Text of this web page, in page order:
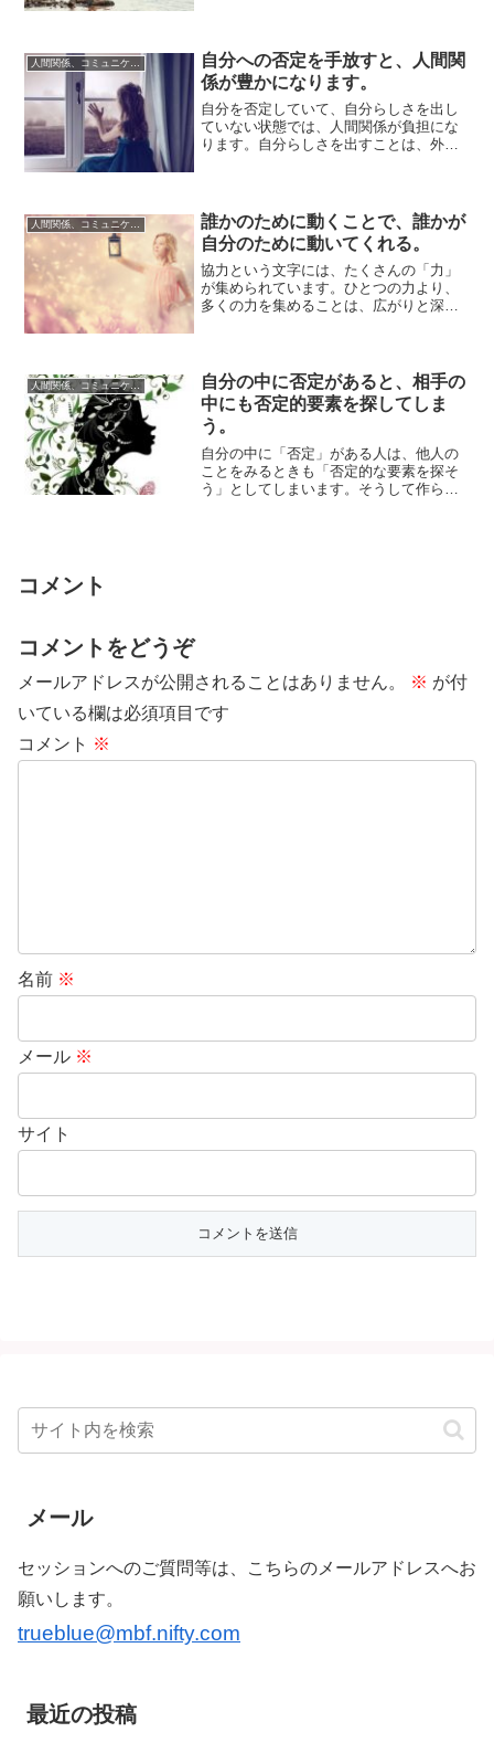
人間関係、コミュニケーション
自分への否定を手放すと、人間関
係が豊かになります。
自分を否定していて、自分らしさを出し
ていない状態では、人間関係が負担にな
ります。自分らしさを出すことは、外へ
誰かのために動くことで、誰かが
自分のために動いてくれる。
協力という文字には、たくさんの「力」
が集められています。ひとつの力より、
多くの力を集めることは、広がりと深み
人間関係、コミュニケーション
自分の中に否定があると、相手の
中にも否定的要素を探してしま
う。
自分の中に「否定」がある人は、他人の
ことをみるときも「否定的な要素を探そ
う」としてしまいます。そうして作られ
コメント
コメントをどうぞ
メールアドレスが公開されることはありません。 ※ が付
いている欄は必須項目です
コメント ※
名前 ※
メール ※
サイト
メール
セッションへのご質問等は、こちらのメールアドレスへお
願いします。
trueblue@mbf.nifty.com
最近の投稿